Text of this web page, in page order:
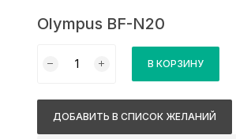
Olympus BF-N20
товара
В КОРЗИНУ
ДОБАВИТЬ В СПИСОК ЖЕЛАНИЙ